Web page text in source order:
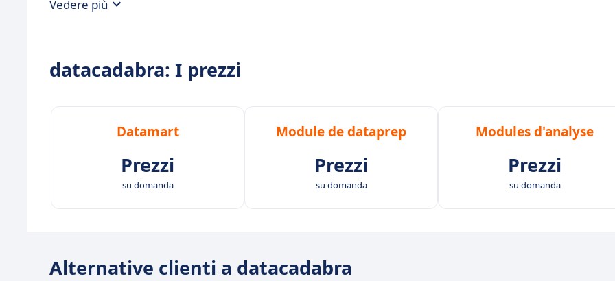
Vedere più
datacadabra: I prezzi
Datamart
Prezzi
su domanda
Module de dataprep
Prezzi
su domanda
Modules d'analyse
Prezzi
su domanda
Alternative clienti a datacadabra